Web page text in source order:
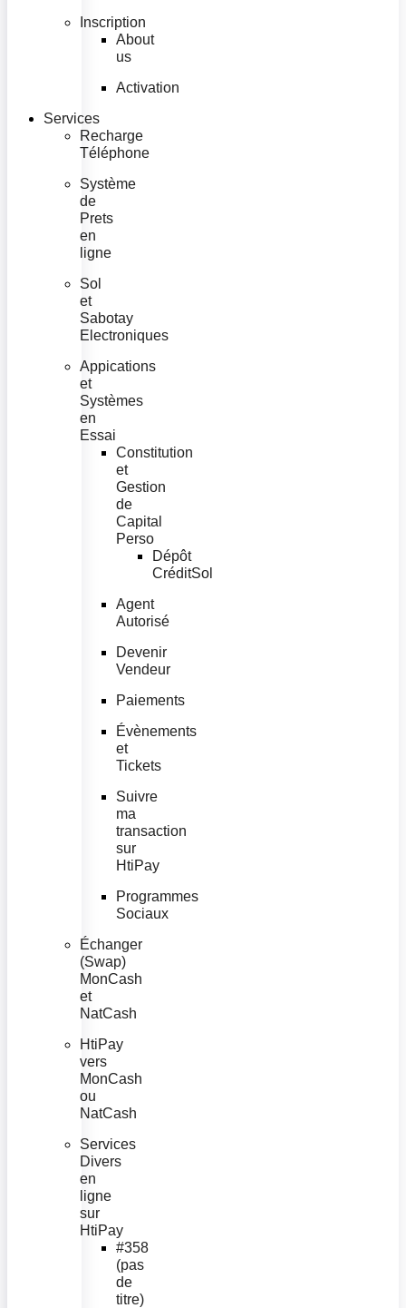
Inscription
About
us
Activation
Services
Recharge
Téléphone
Système
de
Prets
en
ligne
Sol
et
Sabotay
Electroniques
Appications
et
Systèmes
en
Essai
Constitution
et
Gestion
de
Capital
Perso
Dépôt
CréditSol
Agent
Autorisé
Devenir
Vendeur
Paiements
Évènements
et
Tickets
Suivre
ma
transaction
sur
HtiPay
Programmes
Sociaux
Échanger
(Swap)
MonCash
et
NatCash
HtiPay
vers
MonCash
ou
NatCash
Services
Divers
en
ligne
sur
HtiPay
#358
(pas
de
titre)